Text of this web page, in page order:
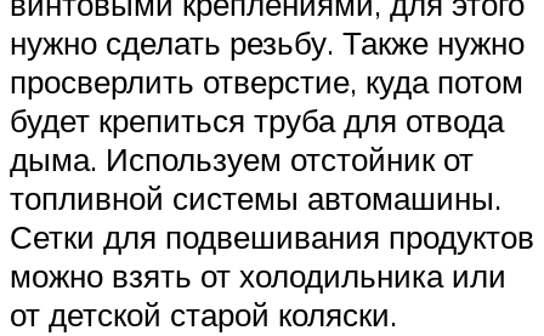
нужно сделать резьбу. Также нужно
просверлить отверстие, куда потом
будет крепиться труба для отвода
дыма. Используем отстойник от
топливной системы автомашины.
Сетки для подвешивания продуктов
можно взять от холодильника или
от детской старой коляски.